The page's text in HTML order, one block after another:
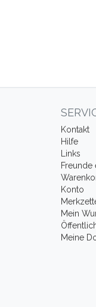
Kontakt
Hilfe
Links
Freunde
Konto
Mein
Meine